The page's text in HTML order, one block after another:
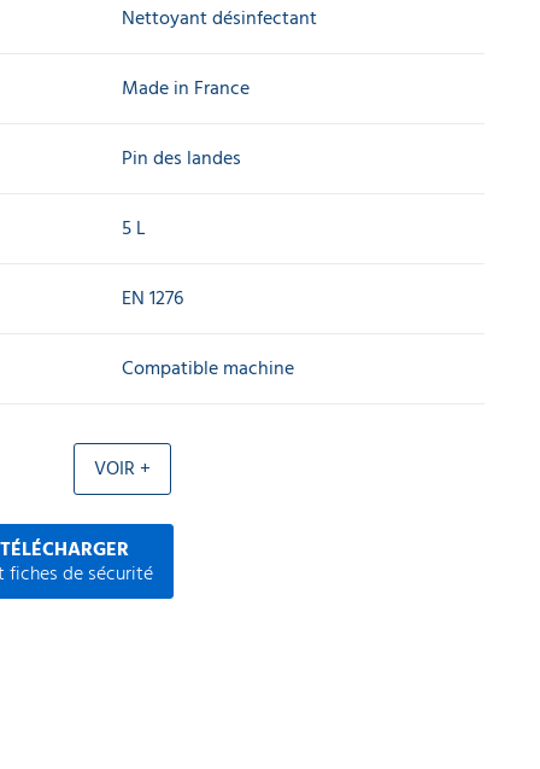
Nettoyant désinfectant
Made in France
Pin des landes
5 L
EN 1276
Compatible machine
VOIR +
fiches de sécurité